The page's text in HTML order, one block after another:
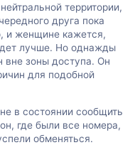
территории,
друга пока
и женщине кажется,
лучше. Но однажды
вне зоны доступа. Он
для подобной
в состоянии сообщить
где были все номера,
обменяться.